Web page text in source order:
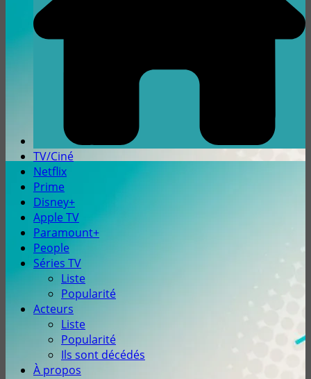
TV/Ciné
Netflix
Prime
Disney+
Apple TV
Paramount+
People
Séries TV
Liste
Popularité
Acteurs
Liste
Popularité
Ils sont décédés
À propos